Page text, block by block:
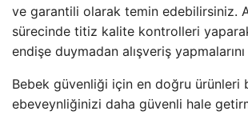
ve garantili olarak temin edebilirsiniz.
sürecinde titiz kalite kontrolleri
endişe duymadan alışveriş yapmalarını
Bebek güvenliği için en doğru ürünleri
ebeveynliğinizi daha güvenli hale